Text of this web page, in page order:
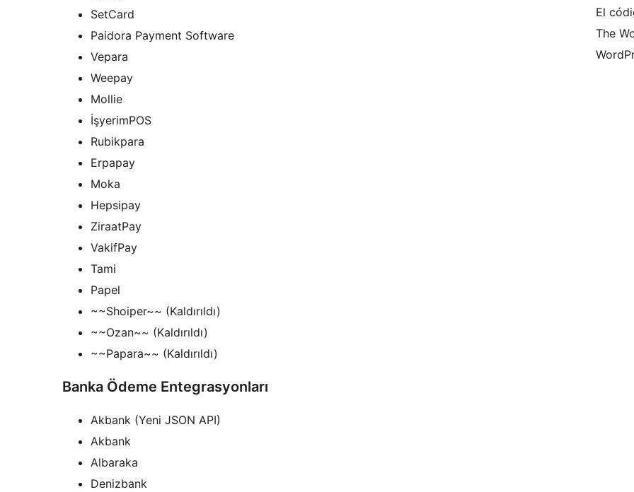
SetCard
Paidora Payment Software
Vepara
Weepay
Mollie
İşyerimPOS
Rubikpara
Erpapay
Moka
Hepsipay
ZiraatPay
VakifPay
Tami
Papel
~~Shoiper~~ (Kaldırıldı)
~~Ozan~~ (Kaldırıldı)
~~Papara~~ (Kaldırıldı)
Banka Ödeme Entegrasyonları
Akbank (Yeni JSON API)
Akbank
Albaraka
Denizbank
El
The